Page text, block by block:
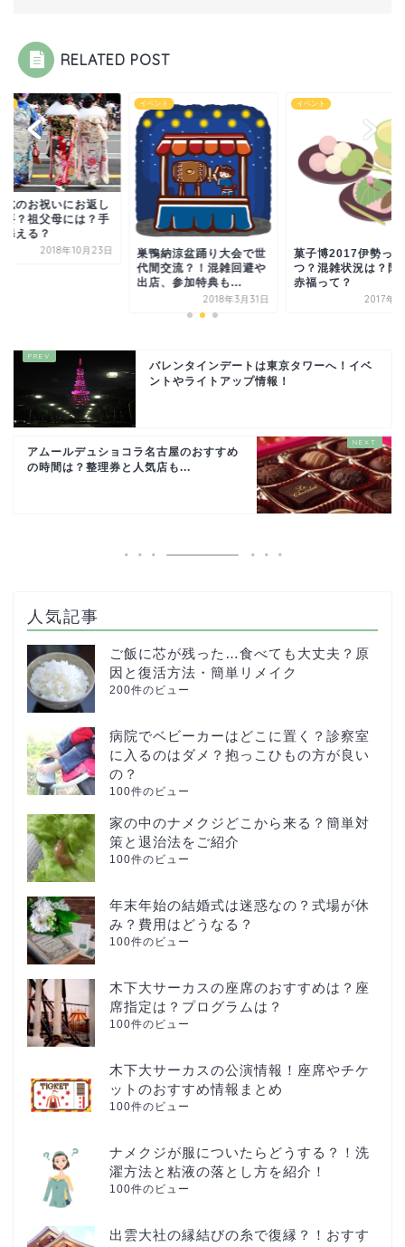
RELATED POST
式のお祝いにお返し
要？祖父母には？手
添える？
2018年10月23日
イベント
巣鴨納涼盆踊り大会で世
代間交流？！混雑回避や
出店、参加特典も...
2018年3月31日
イベント
菓子博2017伊勢っ
つ？混雑状況は？限
赤福って？
2017年4
バレンタインデートは東京タワーへ！イベ
ントやライトアップ情報！
アムールデュショコラ名古屋のおすすめ
の時間は？整理券と人気店も...
人気記事
ご飯に芯が残った…食べても大丈夫？原
因と復活方法・簡単リメイク
200件のビュー
病院でベビーカーはどこに置く？診察室
に入るのはダメ？抱っこひもの方が良い
の？
100件のビュー
家の中のナメクジどこから来る？簡単対
策と退治法をご紹介
100件のビュー
年末年始の結婚式は迷惑なの？式場が休
み？費用はどうなる？
100件のビュー
木下大サーカスの座席のおすすめは？座
席指定は？プログラムは？
100件のビュー
木下大サーカスの公演情報！座席やチケ
ットのおすすめ情報まとめ
100件のビュー
ナメクジが服についたらどうする？！洗
濯方法と粘液の落とし方を紹介！
100件のビュー
出雲大社の縁結びの糸で復縁？！おすす